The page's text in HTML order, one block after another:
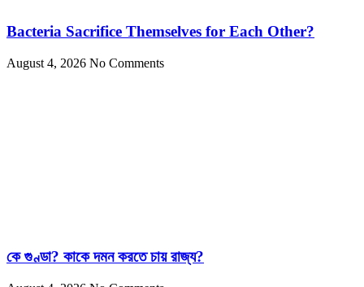
Bacteria Sacrifice Themselves for Each Other?
August 4, 2026 No Comments
কে গুণ্ডা? কাকে দমন করতে চায় রাজ্য?